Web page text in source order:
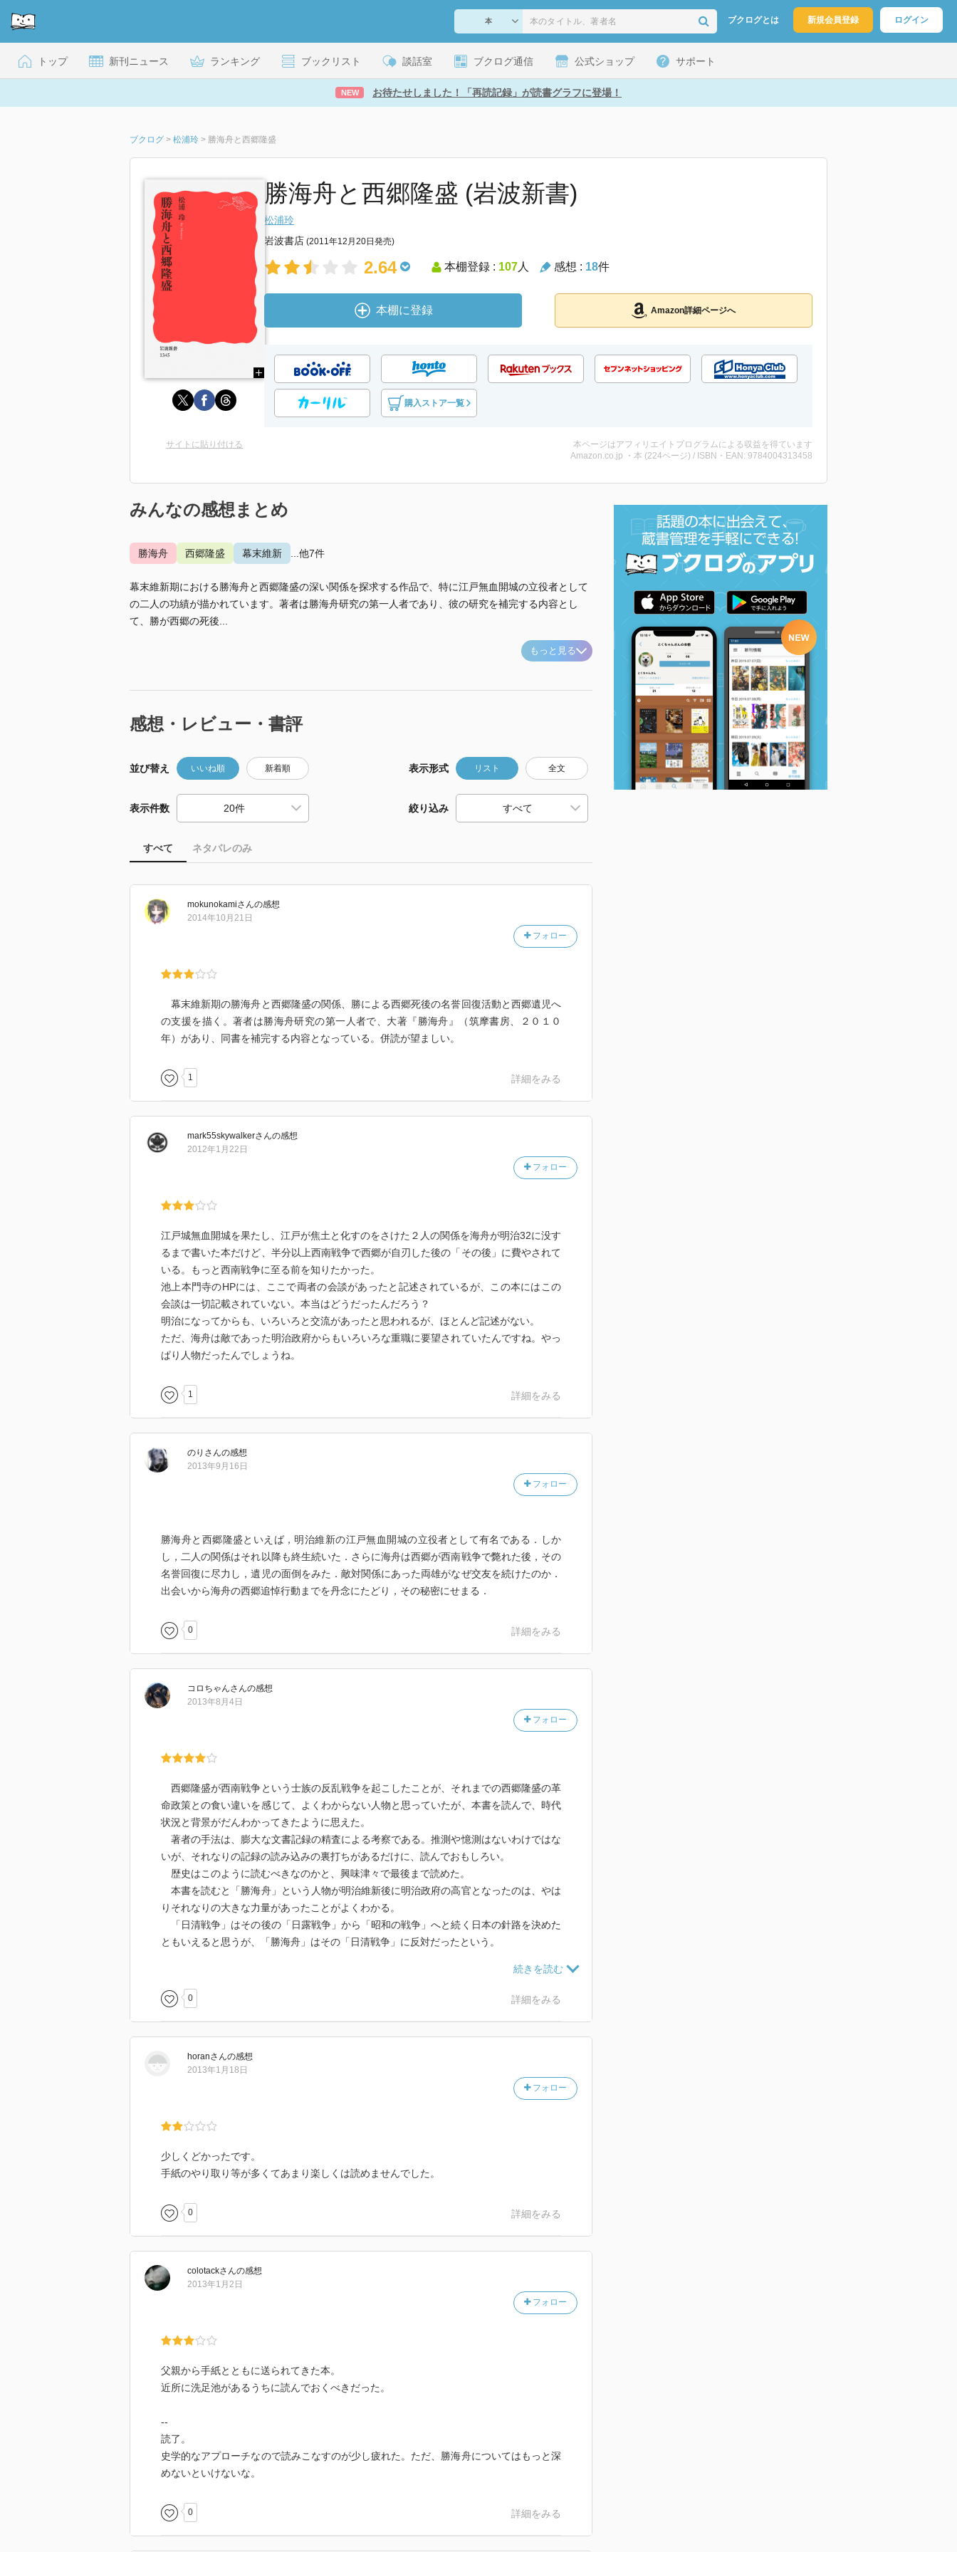
ブクログとは 新規会員登録 ログイン
トップ 新刊ニュース ランキング ブックリスト 談話室 ブクログ通信 公式ショップ サポート
NEW お待たせしました！「再読記録」が読書グラフに登場！
ブクログ > 松浦玲 > 勝海舟と西郷隆盛
勝海舟と西郷隆盛 (岩波新書)
松浦玲
岩波書店 (2011年12月20日発売)
2.64 本棚登録 : 107人 感想 : 18件
本棚に登録 Amazon詳細ページへ
購入ストア一覧
サイトに貼り付ける
本ページはアフィリエイトプログラムによる収益を得ています
Amazon.co.jp ・本 (224ページ) / ISBN・EAN: 9784004313458
みんなの感想まとめ
勝海舟 西郷隆盛 幕末維新 ...他7件
幕末維新期における勝海舟と西郷隆盛の深い関係を探求する作品で、特に江戸無血開城の立役者として
の二人の功績が描かれています。著者は勝海舟研究の第一人者であり、彼の研究を補完する内容とし
て、勝が西郷の死後...
もっと見る
感想・レビュー・書評
並び替え いいね順 新着順 表示形式 リスト 全文
表示件数 絞り込み
すべて ネタバレのみ
mokunokamiさんの感想
フォロー
2014年10月21日
幕末維新期の勝海舟と西郷隆盛の関係、勝による西郷死後の名誉回復活動と西郷遺児へ
の支援を描く。著者は勝海舟研究の第一人者で、大著『勝海舟』（筑摩書房、２０１０
年）があり、同書を補完する内容となっている。併読が望ましい。
1 詳細をみる
mark55skywalkerさんの感想
フォロー
2012年1月22日
江戸城無血開城を果たし、江戸が焦土と化すのをさけた２人の関係を海舟が明治32に没す
るまで書いた本だけど、半分以上西南戦争で西郷が自刃した後の「その後」に費やされて
いる。もっと西南戦争に至る前を知りたかった。
池上本門寺のHPには、ここで両者の会談があったと記述されているが、この本にはこの
会談は一切記載されていない。本当はどうだったんだろう？
明治になってからも、いろいろと交流があったと思われるが、ほとんど記述がない。
ただ、海舟は敵であった明治政府からもいろいろな重職に要望されていたんですね。やっ
ぱり人物だったんでしょうね。
1 詳細をみる
のり さんの感想
フォロー
2013年9月16日
勝海舟と西郷隆盛といえば，明治維新の江戸無血開城の立役者として有名である．しか
し，二人の関係はそれ以降も終生続いた．さらに海舟は西郷が西南戦争で斃れた後，その
名誉回復に尽力し，遺児の面倒をみた．敵対関係にあった両雄がなぜ交友を続けたのか．
出会いから海舟の西郷追悼行動までを丹念にたどり，その秘密にせまる．
0 詳細をみる
コロちゃんさんの感想
フォロー
2013年8月4日
西郷隆盛が西南戦争という士族の反乱戦争を起こしたことが、それまでの西郷隆盛の革
命政策との食い違いを感じて、よくわからない人物と思っていたが、本書を読んで、時代
状況と背景がだんわかってきたように思えた。
著者の手法は、膨大な文書記録の精査による考察である。推測や憶測はないわけではな
いが、それなりの記録の読み込みの裏打ちがあるだけに、読んでおもしろい。
歴史はこのように読むべきなのかと、興味津々で最後まで読めた。
本書を読むと「勝海舟」という人物が明治維新後に明治政府の高官となったのは、やは
りそれなりの大きな力量があったことがよくわかる。
「日清戦争」はその後の「日露戦争」から「昭和の戦争」へと続く日本の針路を決めた
ともいえると思うが、「勝海舟」はその「日清戦争」に反対だったという。
認識」についての日本への世論を見ると、「勝海舟」はすでに明治の時点でこのような
「アジアの軋轢」を危惧していたのではないのかとも思えた。
本書は「勝海舟と西郷隆盛」との表題だが、内容は「勝海舟」の生涯の行跡を追いかけ
「政治的」活動をおこなったように思えてとても興味深かった。
0 詳細をみる
horanさんの感想
フォロー
2013年1月18日
少しくどかったです。
手紙のやり取り等が多くてあまり楽しくは読めませんでした。
0 詳細をみる
colotackさんの感想
フォロー
2013年1月2日
父親から手紙とともに送られてきた本。
近所に洗足池があるうちに読んでおくべきだった。
--
読了。
史学的なアプローチなので読みこなすのが少し疲れた。ただ、勝海舟についてはもっと深
めないといけないな。
0 詳細をみる